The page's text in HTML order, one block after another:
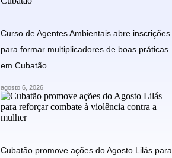
Curso de Agentes Ambientais abre inscrições
para formar multiplicadores de boas práticas
em Cubatão
agosto 6, 2026
Cubatão promove ações do Agosto Lilás para